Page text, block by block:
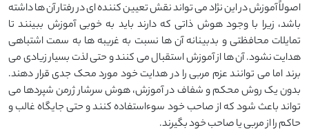
اصولاً آموزش در این نژاد می تواند نقش تعیین کننده ای در رفتار آن ها داشته
باشد، زیرا با وجود هوش ذاتی که دارند باید به خوبی آموزش ببینند تا
تمایلات محافظتی و بدبینانه آن ها نسبت به غریبه ها به سمت اشتباهی
هدایت نشود. آن ها از آموزش استقبال می کنند و حتی لذت بسیار زیادی می
برند اما می توانند عزم مربی را در هدایت خود مورد محک جدی قرار دهند.
بدون یک روش محکم و شفاف در آموزش، هوش سرشار ژرمن شپردها می
تواند باعث شود که از صاحب خود سوءاستفاده کنند و حتی جایگاه غالب و
حاکم را از مربی یا صاحب خود بگیرند.